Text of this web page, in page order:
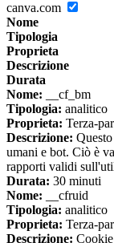
canva.com
Nome
Tipologia
Proprieta
Descrizione
Durata
Nome: __cf_bm
Tipologia: analitico
Proprieta: Terza-
Descrizione:
umani e bot. Ciò è
rapporti validi
Durata: 30 minuti
Nome: __cfruid
Tipologia: analitico
Proprieta: Terza-
Descrizione: